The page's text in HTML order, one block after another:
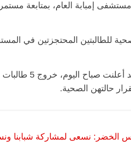
مستشفى إمبابة العام، بمتابعة
للطالبتين المحتجزتين في
يشار إلى أن
حالتهن الصحية.
نسعى لمشاركة شبابنا